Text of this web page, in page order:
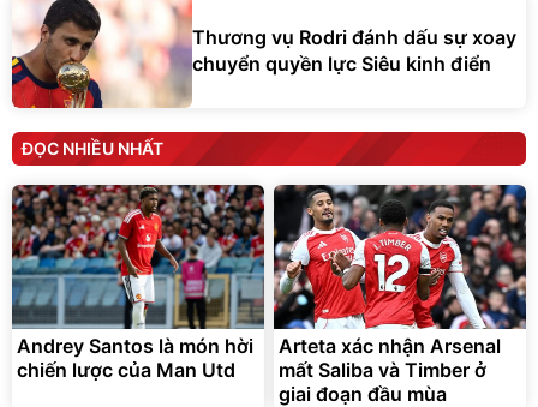
Thương vụ Rodri đánh dấu sự xoay
chuyển quyền lực Siêu kinh điển
ĐỌC NHIỀU NHẤT
Andrey Santos là món hời
chiến lược của Man Utd
Arteta xác nhận Arsenal
mất Saliba và Timber ở
giai đoạn đầu mùa